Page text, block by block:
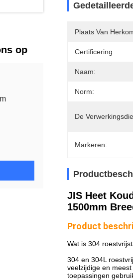
op
Plaats Van
Certificering
Naam:
Norm:
De
Markeren:
JIS Heet
1500mm
Product
Wat is 304
304 en 304L
veelzijdige en
toepassingen